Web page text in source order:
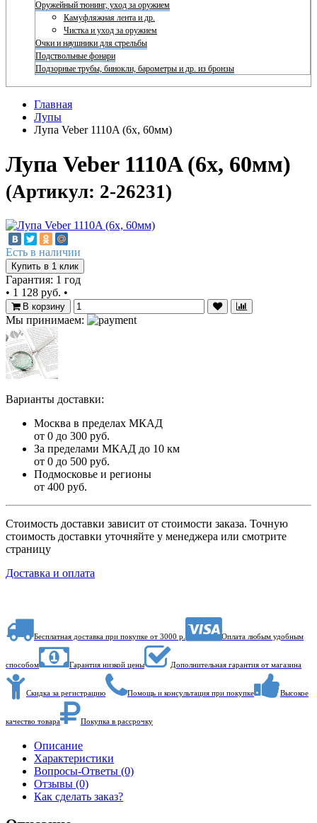
Оружейный тюнинг, уход за оружием
Камуфляжная лента и др.
Чистка и уход за оружием
Очки и наушники для стрельбы
Подствольные фонари
Подзорные трубы, бинокли, барометры и др. из бронзы
Главная
Лупы
Лупа Veber 1110A (6х, 60мм)
Лупа Veber 1110A (6х, 60мм)
(Артикул: 2-26231)
Есть в наличии
Купить в 1 клик
Гарантия: 1 год
• 1 128 руб. •
В корзину
Мы принимаем:
Варианты доставки:
Москва в пределах МКАД
от 0 до 300 руб.
За пределами МКАД до 10 км
от 0 до 500 руб.
Подмосковье и регионы
от 400 руб.
Стоимость доставки зависит от стоимости заказа. Точную
стоимость доставки уточняйте у менеджера или смотрите
страницу
Доставка и оплата
Бесплатная доставка при покупке от 3000 р. Оплата любым удобным
способом Гарантия низкой цены Дополнительная гарантия от магазина
Скидка за регистрацию Помощь и консультация при покупке Высокое
качество товара Покупка в рассрочку
Описание
Характеристики
Вопросы-Ответы (0)
Отзывы (0)
Как сделать заказ?